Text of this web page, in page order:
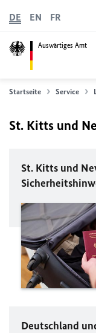
Auswärtiges Amt
DE EN FR
Startseite Service
St. Kitts und
St. Kitts und
Deutschland